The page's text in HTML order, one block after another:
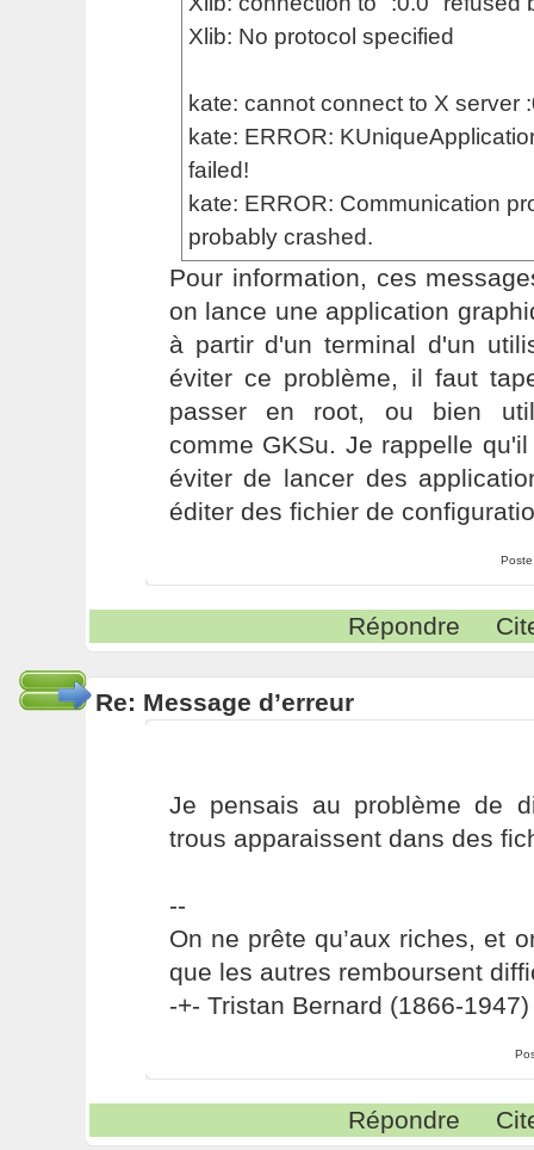
Xlib: No protocol specified
kate: cannot connect to X server
kate: ERROR:
failed!
kate: ERROR: Communication
probably crashed.
Pour information, ces
on lance une application
à partir d'un terminal d'un
éviter ce problème, il faut
passer en root, ou bien
comme GKSu. Je rappelle
éviter de lancer des
éditer des fichier de
Répondre
Re: Message d’erreur
Je pensais au problème de
trous apparaissent dans des
--
On ne prête qu’aux riches, et
que les autres remboursent
-+- Tristan Bernard (1866-1947)
Répondre